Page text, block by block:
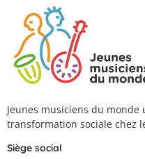
Jeunes musiciens du
transformation sociale chez
Siège social